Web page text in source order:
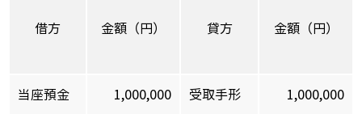
借方 金額（円） 貸方 金額（円）
当座預金 1,000,000 受取手形 1,000,000